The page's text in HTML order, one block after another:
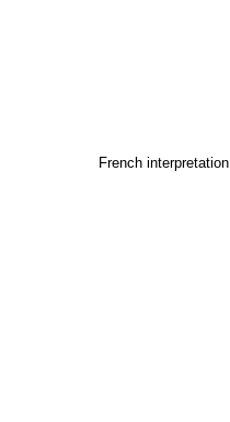
French interpretation